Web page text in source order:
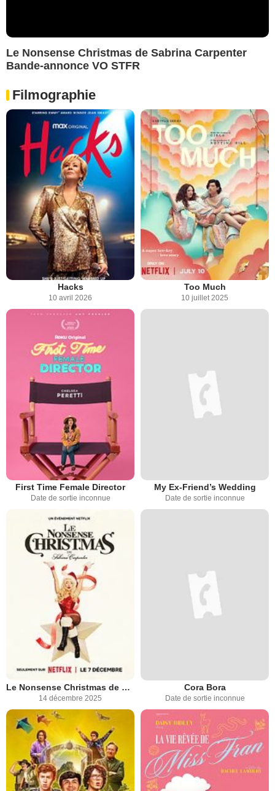
Le Nonsense Christmas de Sabrina Carpenter
Bande-annonce VO STFR
Filmographie
Hacks
10 avril 2026
Too Much
10 juillet 2025
First Time Female Director
Date de sortie inconnue
My Ex-Friend’s Wedding
Date de sortie inconnue
Le Nonsense Christmas de Sabrina Carpenter
14 décembre 2025
Cora Bora
Date de sortie inconnue